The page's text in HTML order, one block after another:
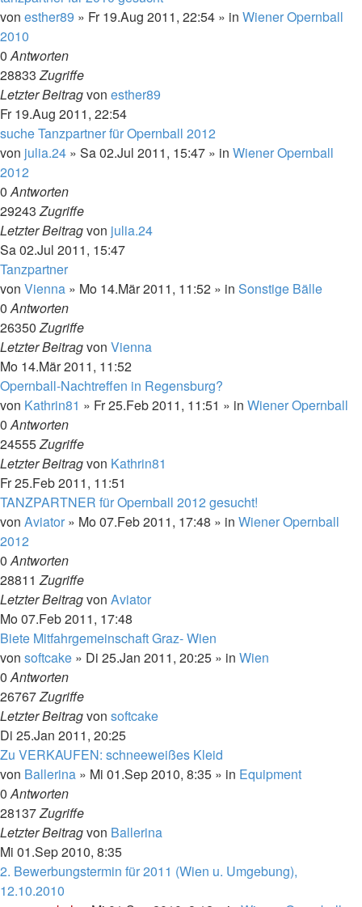
von esther89 » Fr 19.Aug 2011, 22:54 » in Wiener Opernball
2010
0Antworten
28833Zugriffe
Letzter Beitragvon esther89
Fr 19.Aug 2011, 22:54
suche Tanzpartner für Opernball 2012
von julia.24 » Sa 02.Jul 2011, 15:47 » in Wiener Opernball
2012
0Antworten
29243Zugriffe
Letzter Beitragvon julia.24
Sa 02.Jul 2011, 15:47
Tanzpartner
von Vienna » Mo 14.Mär 2011, 11:52 » in Sonstige Bälle
0Antworten
26350Zugriffe
Letzter Beitragvon Vienna
Mo 14.Mär 2011, 11:52
Opernball-Nachtreffen in Regensburg?
von Kathrin81 » Fr 25.Feb 2011, 11:51 » in Wiener Opernball
0Antworten
24555Zugriffe
Letzter Beitragvon Kathrin81
Fr 25.Feb 2011, 11:51
TANZPARTNER für Opernball 2012 gesucht!
von Aviator » Mo 07.Feb 2011, 17:48 » in Wiener Opernball
2012
0Antworten
28811Zugriffe
Letzter Beitragvon Aviator
Mo 07.Feb 2011, 17:48
Biete Mitfahrgemeinschaft Graz- Wien
von softcake » Di 25.Jan 2011, 20:25 » in Wien
0Antworten
26767Zugriffe
Letzter Beitragvon softcake
Di 25.Jan 2011, 20:25
Zu VERKAUFEN: schneeweißes Kleid
von Ballerina » Mi 01.Sep 2010, 8:35 » in Equipment
0Antworten
28137Zugriffe
Letzter Beitragvon Ballerina
Mi 01.Sep 2010, 8:35
2. Bewerbungstermin für 2011 (Wien u. Umgebung),
12.10.2010